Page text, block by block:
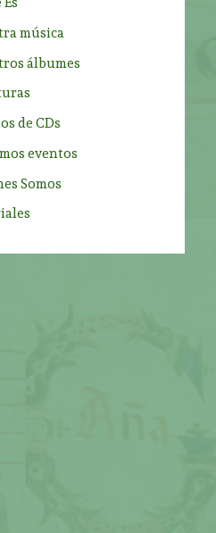
música
álbumes
de CDs
eventos
Somos